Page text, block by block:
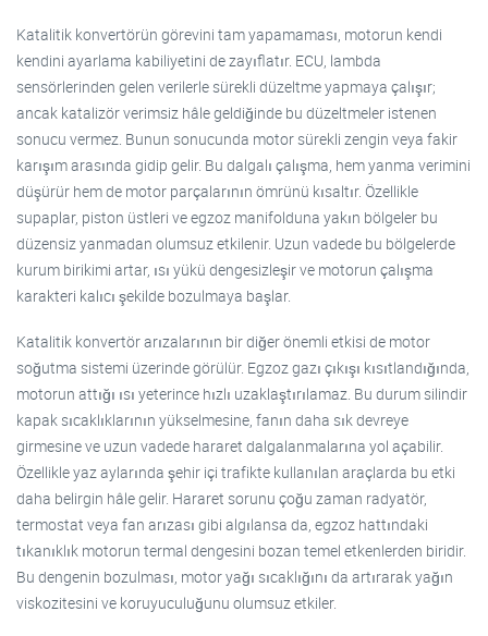
Katalitik konvertörün görevini tam yapamaması, motorun kendi
kendini ayarlama kabiliyetini de zayıflatır. ECU, lambda
sensörlerinden gelen verilerle sürekli düzeltme yapmaya çalışır;
ancak katalizör verimsiz hâle geldiğinde bu düzeltmeler istenen
sonucu vermez. Bunun sonucunda motor sürekli zengin veya fakir
karışım arasında gidip gelir. Bu dalgalı çalışma, hem yanma verimini
düşürür hem de motor parçalarının ömrünü kısaltır. Özellikle
supaplar, piston üstleri ve egzoz manifolduna yakın bölgeler bu
düzensiz yanmadan olumsuz etkilenir. Uzun vadede bu bölgelerde
kurum birikimi artar, ısı yükü dengesizleşir ve motorun çalışma
karakteri kalıcı şekilde bozulmaya başlar.
Katalitik konvertör arızalarının bir diğer önemli etkisi de motor
soğutma sistemi üzerinde görülür. Egzoz gazı çıkışı kısıtlandığında,
motorun attığı ısı yeterince hızlı uzaklaştırılamaz. Bu durum silindir
kapak sıcaklıklarının yükselmesine, fanın daha sık devreye
girmesine ve uzun vadede hararet dalgalanmalarına yol açabilir.
Özellikle yaz aylarında şehir içi trafikte kullanılan araçlarda bu etki
daha belirgin hâle gelir. Hararet sorunu çoğu zaman radyatör,
termostat veya fan arızası gibi algılansa da, egzoz hattındaki
tıkanıklık motorun termal dengesini bozan temel etkenlerden biridir.
Bu dengenin bozulması, motor yağı sıcaklığını da artırarak yağın
viskozitesini ve koruyuculuğunu olumsuz etkiler.